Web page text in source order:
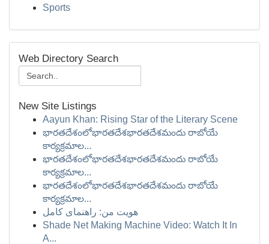
Sports
Web Directory Search
New Site Listings
Aayun Khan: Rising Star of the Literary Scene
భారతదేశంలోభారతదేశభారతదేశమందు రాబోయే
కార్యక్రమాల...
భారతదేశంలోభారతదేశభారతదేశమందు రాబోయే
కార్యక్రమాల...
భారతదేశంలోభారతదేశభారతదేశమందు రాబోయే
కార్యక్రమాల...
هویت من: راهنمای کامل
Shade Net Making Machine Video: Watch It In
A...